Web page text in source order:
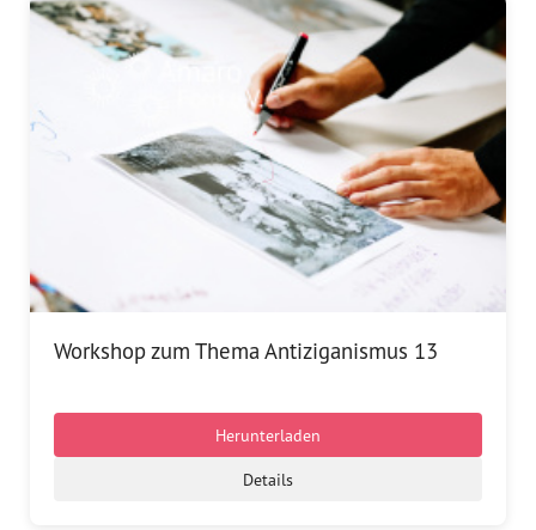
Workshop zum Thema Antiziganismus 13
Herunterladen
Details